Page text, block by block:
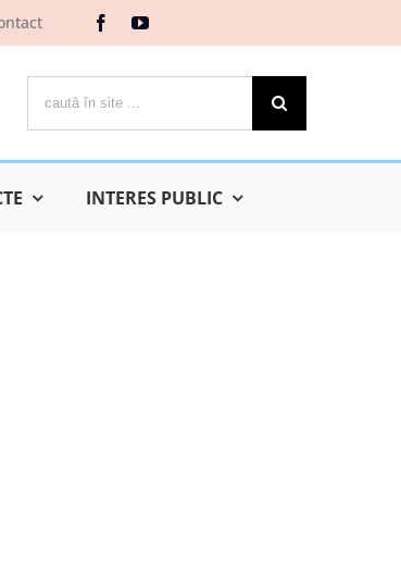
INTERES PUBLIC